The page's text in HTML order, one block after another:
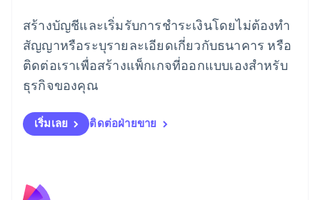
สร้างบัญชีและเริ่มรับการชำระเงินโดยไม่ต้องทำ
สัญญาหรือระบุรายละเอียดเกี่ยวกับธนาคาร หรือ
ติดต่อเราเพื่อสร้างแพ็กเกจที่ออกแบบเองสำหรับ
ธุรกิจของคุณ
เริ่มเลย ติดต่อฝ่ายขาย
English
ลิกเตนสไตน์
DeutschEnglish
ลิทัวเนีย
English
สเปน
สโลวาเกีย
English
Deutsch